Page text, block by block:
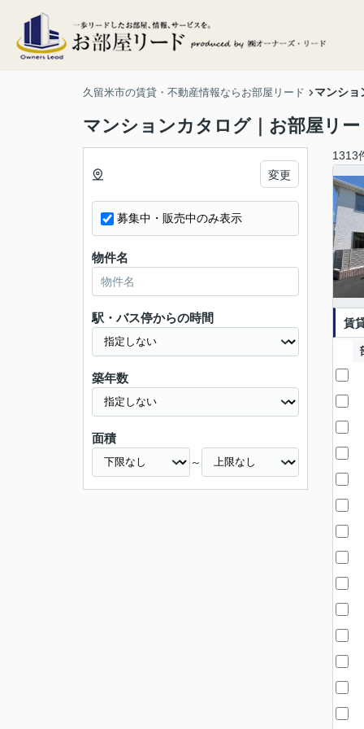
久留米市の賃貸・不動産情報ならお部屋リード マンショ
マンションカタログ｜お部屋リー
変更
募集中・販売中のみ表示
物件名
駅・バス停からの時間
築年数
面積
～
1313
賃